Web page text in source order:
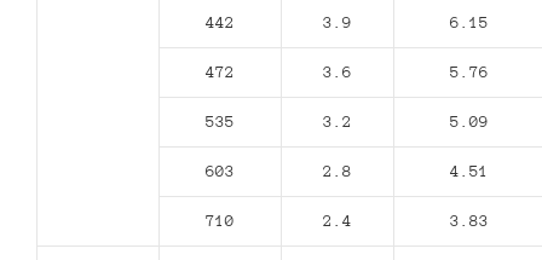
442 3.9 6.15
472 3.6 5.76
535 3.2 5.09
603 2.8 4.51
710 2.4 3.83